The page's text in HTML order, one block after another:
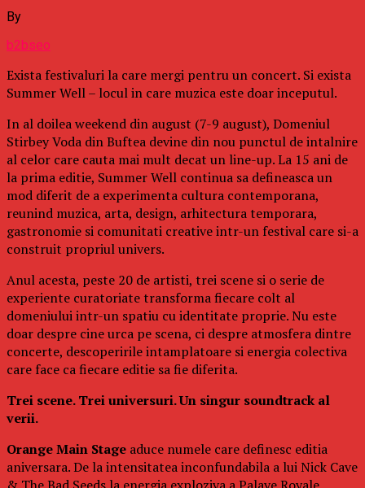
By
b2bseo
Exista festivaluri la care mergi pentru un concert. Si exista
Summer Well – locul in care muzica este doar inceputul.
In al doilea weekend din august (7-9 august), Domeniul
Stirbey Voda din Buftea devine din nou punctul de intalnire
al celor care cauta mai mult decat un line-up. La 15 ani de
la prima editie, Summer Well continua sa defineasca un
mod diferit de a experimenta cultura contemporana,
reunind muzica, arta, design, arhitectura temporara,
gastronomie si comunitati creative intr-un festival care si-a
construit propriul univers.
Anul acesta, peste 20 de artisti, trei scene si o serie de
experiente curatoriate transforma fiecare colt al
domeniului intr-un spatiu cu identitate proprie. Nu este
doar despre cine urca pe scena, ci despre atmosfera dintre
concerte, descoperirile intamplatoare si energia colectiva
care face ca fiecare editie sa fie diferita.
Trei scene. Trei universuri. Un singur soundtrack al
verii.
Orange Main Stage aduce numele care definesc editia
aniversara. De la intensitatea inconfundabila a lui Nick Cave
& The Bad Seeds la energia exploziva a Palaye Royale,